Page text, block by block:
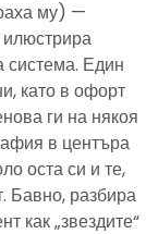
му) —
система. Един
като в офорт
ги на някоя
в центъра
оста си и те,
Бавно, разбира
как „звездите“